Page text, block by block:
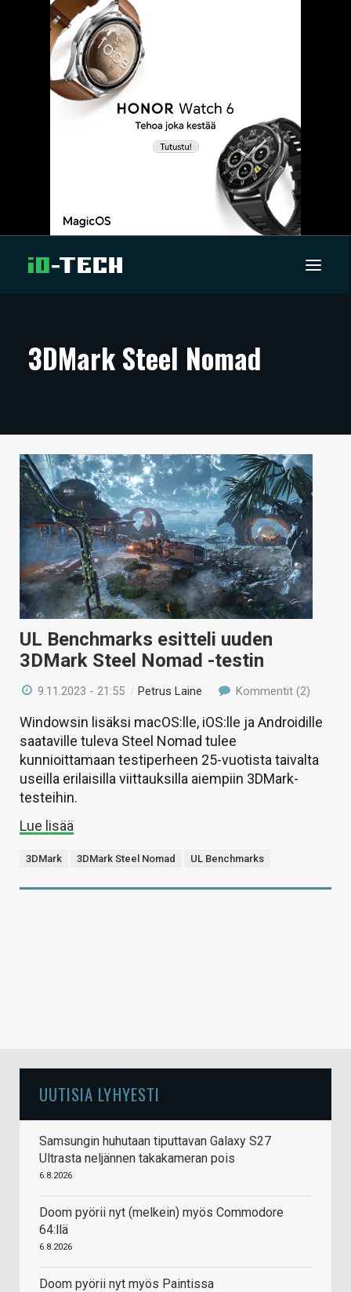
ARTIKKELIT
TECHBBS
TIETOA
HINTA.FI
KAUPPA
VAIHDA TEEMA
HAKU
3DMark Steel Nomad
UL Benchmarks esitteli uuden
3DMark Steel Nomad -testin
9.11.2023 - 21:55 /Petrus Laine Kommentit (2)
Windowsin lisäksi macOS:lle, iOS:lle ja Androidille
saataville tuleva Steel Nomad tulee
kunnioittamaan testiperheen 25-vuotista taivalta
useilla erilaisilla viittauksilla aiempiin 3DMark-
testeihin.
Lue lisää
3DMark 3DMark Steel Nomad UL Benchmarks
UUTISIA LYHYESTI
Samsungin huhutaan tiputtavan Galaxy S27
Ultrasta neljännen takakameran pois
6.8.2026
Doom pyörii nyt (melkein) myös Commodore
64:llä
6.8.2026
Doom pyörii nyt myös Paintissa